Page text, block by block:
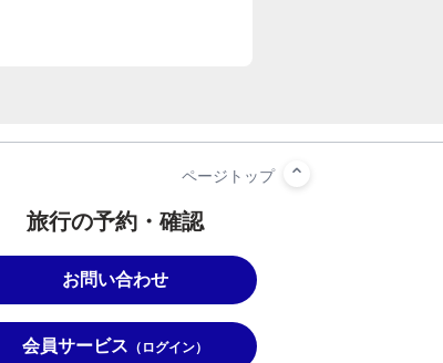
旅行の予約・確認
お問い合わせ
会員サービス （ログイン）